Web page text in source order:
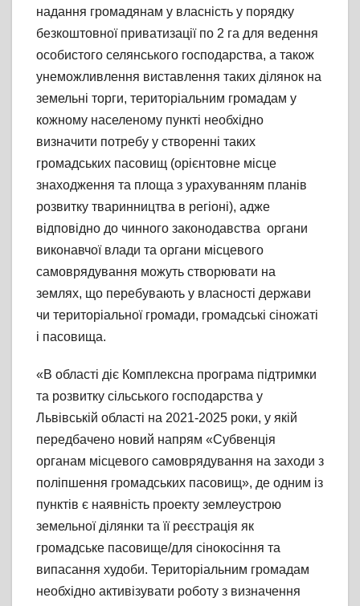
надання громадянам у власність у порядку
безкоштовної приватизації по 2 га для ведення
особистого селянського господарства, а також
унеможливлення виставлення таких ділянок на
земельні торги, територіальним громадам у
кожному населеному пункті необхідно
визначити потребу у створенні таких
громадських пасовищ (орієнтовне місце
знаходження та площа з урахуванням планів
розвитку тваринництва в регіоні), адже
відповідно до чинного законодавства органи
виконавчої влади та органи місцевого
самоврядування можуть створювати на
землях, що перебувають у власності держави
чи територіальної громади, громадські сіножаті
і пасовища.
«В області діє Комплексна програма підтримки
та розвитку сільського господарства у
Львівській області на 2021-2025 роки, у якій
передбачено новий напрям «Субвенція
органам місцевого самоврядування на заходи з
поліпшення громадських пасовищ», де одним із
пунктів є наявність проекту землеустрою
земельної ділянки та її реєстрація як
громадське пасовище/для сінокосіння та
випасання худоби. Територіальним громадам
необхідно активізувати роботу з визначення